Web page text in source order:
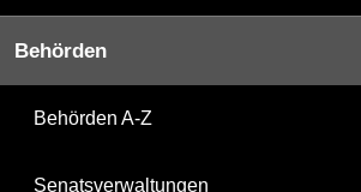
Behörden
Behörden A-Z
Senatsverwaltungen